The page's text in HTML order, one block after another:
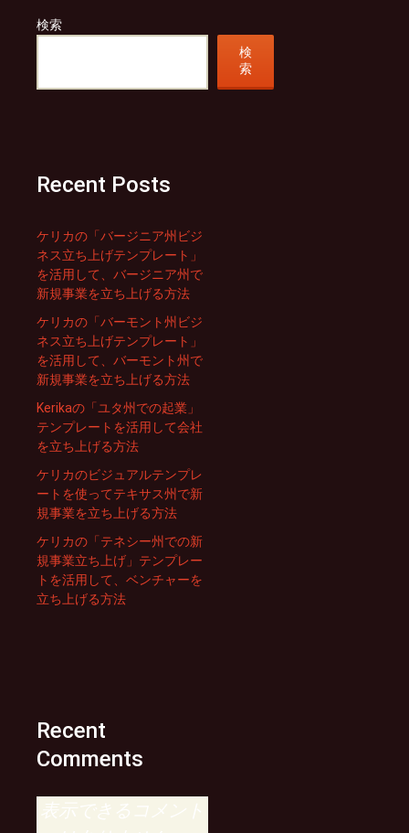
検索
検
索
Recent Posts
ケリカの「バージニア州ビジ
ネス立ち上げテンプレート」
を活用して、バージニア州で
新規事業を立ち上げる方法
ケリカの「バーモント州ビジ
ネス立ち上げテンプレート」
を活用して、バーモント州で
新規事業を立ち上げる方法
Kerikaの「ユタ州での起業」
テンプレートを活用して会社
を立ち上げる方法
ケリカのビジュアルテンプレ
ートを使ってテキサス州で新
規事業を立ち上げる方法
ケリカの「テネシー州での新
規事業立ち上げ」テンプレー
トを活用して、ベンチャーを
立ち上げる方法
Recent
Comments
表示できるコメント